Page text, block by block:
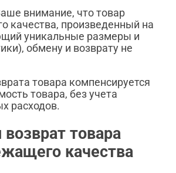
внимание, что товар
качества, произведенный на
уникальные размеры и
обмену и возврату не
товара компенсируется
товара, без учета
расходов.
товара
качества